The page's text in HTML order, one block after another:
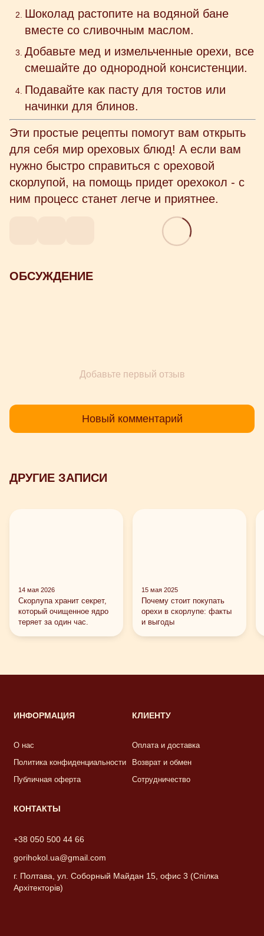
Шоколад растопите на водяной бане
вместе со сливочным маслом.
Добавьте мед и измельченные орехи, все
смешайте до однородной консистенции.
Подавайте как пасту для тостов или
начинки для блинов.
Эти простые рецепты помогут вам открыть
для себя мир ореховых блюд! А если вам
нужно быстро справиться с ореховой
скорлупой, на помощь придет орехокол - с
ним процесс станет легче и приятнее.
ОБСУЖДЕНИЕ
Добавьте первый отзыв
Новый комментарий
ДРУГИЕ ЗАПИСИ
14 мая 2026
Скорлупа хранит секрет,
который очищенное ядро ​​
теряет за один час.
15 мая 2025
Почему стоит покупать
орехи в скорлупе: факты
и выгоды
ИНФОРМАЦИЯ
О нас
Политика конфиденциальности
Публичная оферта
КЛИЕНТУ
Оплата и доставка
Возврат и обмен
Сотрудничество
КОНТАКТЫ
+38 050 500 44 66
gorihokol.ua@gmail.com
г. Полтава, ул. Соборный Майдан 15, офис 3 (Спілка
Архітекторів)